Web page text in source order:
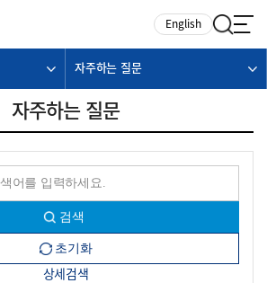
English
자주하는 질문
자주하는 질문
상세검색